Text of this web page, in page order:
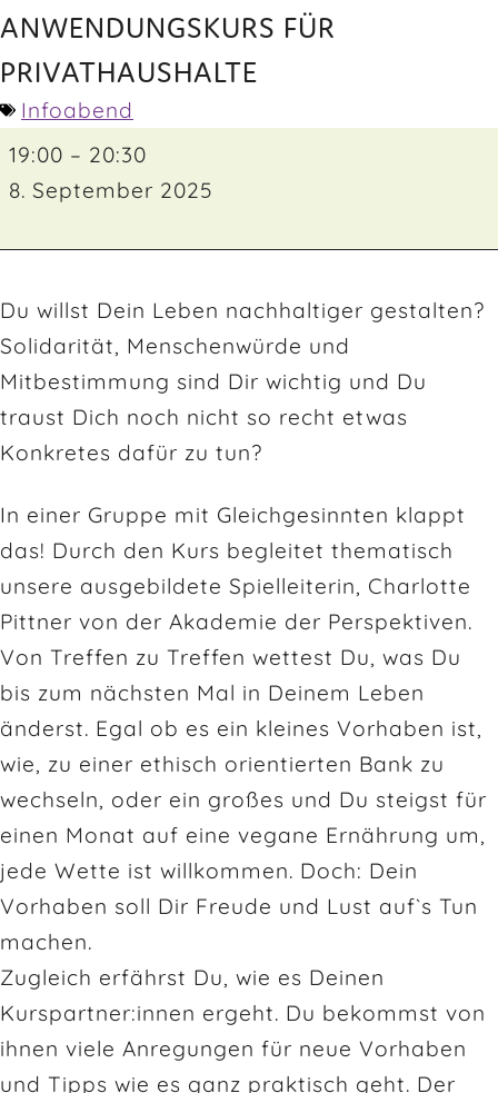
ANWENDUNGSKURS FÜR
PRIVATHAUSHALTE
Infoabend
19:00 – 20:30
8. September 2025
Du willst Dein Leben nachhaltiger gestalten?
Solidarität, Menschenwürde und
Mitbestimmung sind Dir wichtig und Du
traust Dich noch nicht so recht etwas
Konkretes dafür zu tun?
In einer Gruppe mit Gleichgesinnten klappt
das! Durch den Kurs begleitet thematisch
unsere ausgebildete Spielleiterin, Charlotte
Pittner von der Akademie der Perspektiven.
Von Treffen zu Treffen wettest Du, was Du
bis zum nächsten Mal in Deinem Leben
änderst. Egal ob es ein kleines Vorhaben ist,
wie, zu einer ethisch orientierten Bank zu
wechseln, oder ein großes und Du steigst für
einen Monat auf eine vegane Ernährung um,
jede Wette ist willkommen. Doch: Dein
Vorhaben soll Dir Freude und Lust auf`s Tun
machen.
Zugleich erfährst Du, wie es Deinen
Kurspartner:innen ergeht. Du bekommst von
ihnen viele Anregungen für neue Vorhaben
und Tipps wie es ganz praktisch geht. Der